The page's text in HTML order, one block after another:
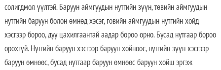
солигдмол үүлтэй. Баруун аймгуудын нутгийн зүүн, төвийн аймгуудын
нутгийн баруун болон өмнөд хэсэг, говийн аймгуудын нутгийн хойд
хэсгээр бороо, дуу цахилгаантай аадар бороо орно. Бусад нутгаар бороо
орохгүй. Нутгийн баруун хэсгээр баруун хойноос, нутгийн зүүн хэсгээр
баруун өмнөөс, бусад нутгаар баруун өмнөөс баруун хойш эргэж